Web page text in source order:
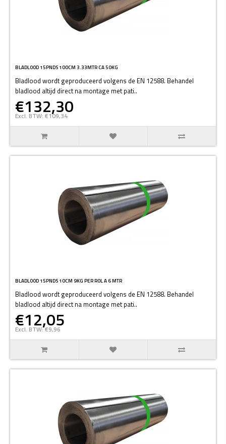
BLADLOOD 15PNDS 100CM 3.33MTR CA 50KG
Bladlood wordt geproduceerd volgens de EN 12588. Behandel
bladlood altijd direct na montage met pati..
€132,30
Excl. BTW: €109,34
BLADLOOD 15PNDS 10CM 9KG PER ROL A 6 MTR
Bladlood wordt geproduceerd volgens de EN 12588. Behandel
bladlood altijd direct na montage met pati..
€12,05
Excl. BTW: €9,96